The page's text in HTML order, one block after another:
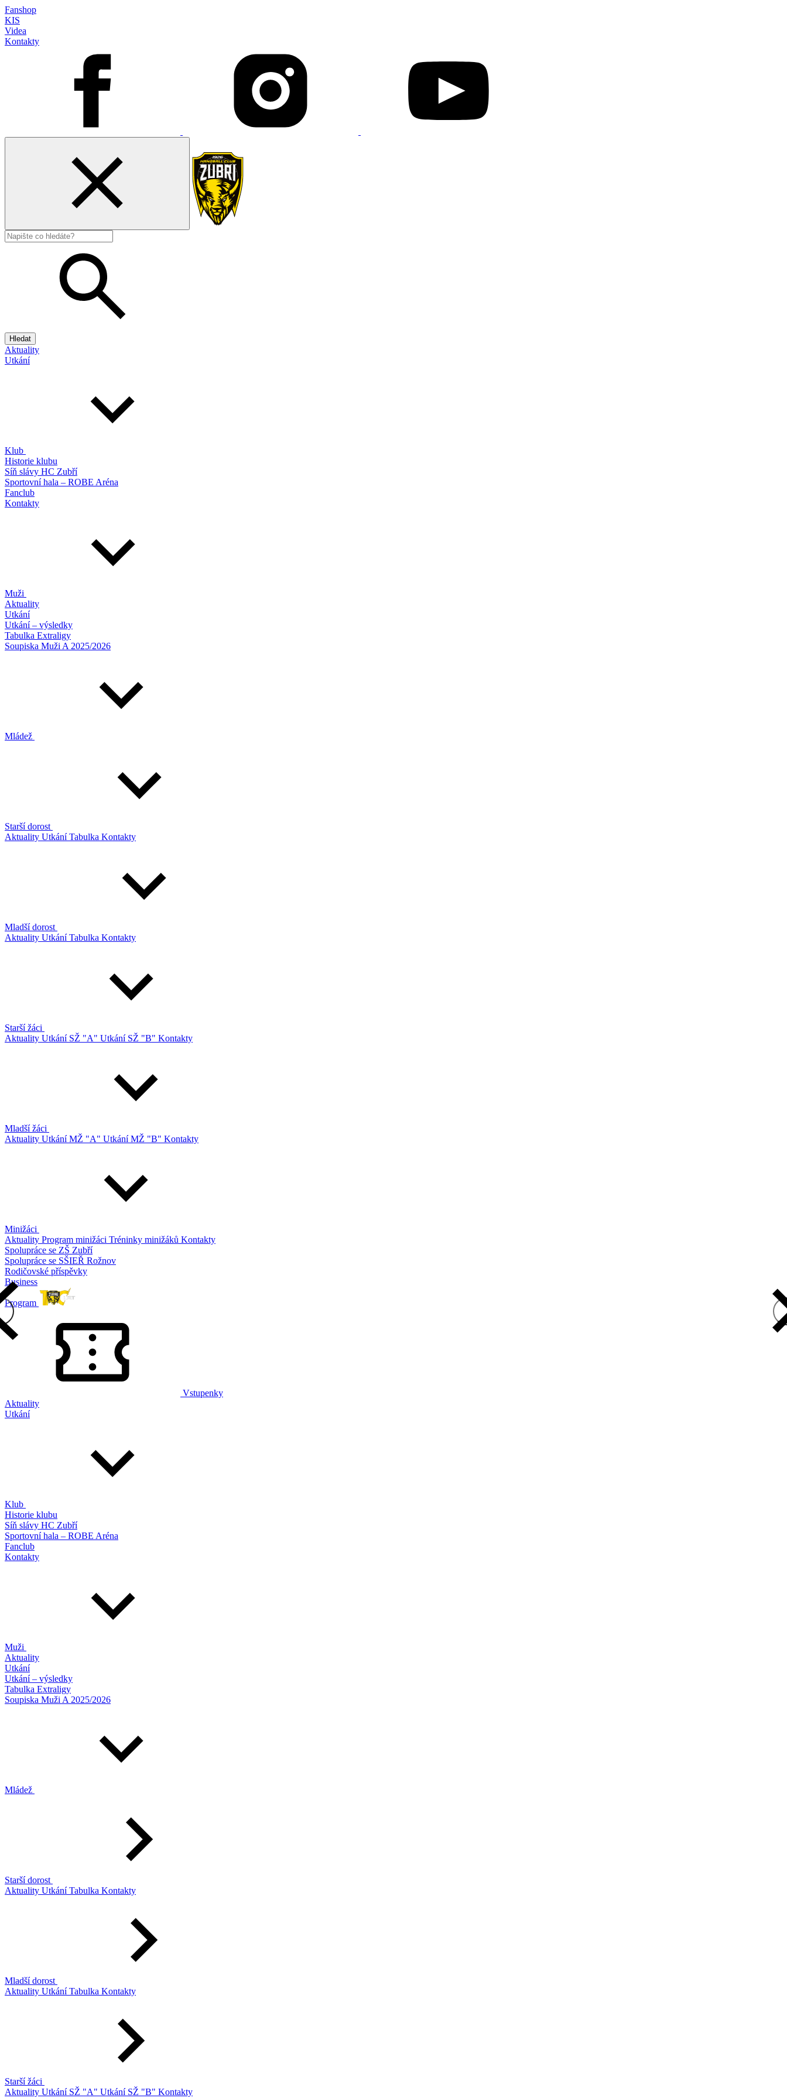
Fanshop
KIS
Videa
Kontakty
Hledat
Aktuality
Utkání
Klub
Historie klubu
Síň slávy HC Zubří
Sportovní hala – ROBE Aréna
Fanclub
Kontakty
Muži
Aktuality
Utkání
Utkání – výsledky
Tabulka Extraligy
Soupiska Muži A 2025/2026
Mládež
Starší dorost
Aktuality UtkáníTabulka Kontakty
Mladší dorost
Aktuality UtkáníTabulka Kontakty
Starší žáci
Aktuality Utkání SŽ "A" Utkání SŽ "B" Kontakty
Mladší žáci
Aktuality Utkání MŽ "A" Utkání MŽ "B" Kontakty
Minižáci
Aktuality Program minižáci Tréninky minižáků Kontakty
Spolupráce se ZŠ Zubří
Spolupráce se SŠIEŘ Rožnov
Rodičovské příspěvky
Business
Program
Vstupenky
Aktuality
Utkání
Klub
Historie klubu
Síň slávy HC Zubří
Sportovní hala – ROBE Aréna
Fanclub
Kontakty
Muži
Aktuality
Utkání
Utkání – výsledky
Tabulka Extraligy
Soupiska Muži A 2025/2026
Mládež
Starší dorost
Aktuality UtkáníTabulka Kontakty
Mladší dorost
Aktuality UtkáníTabulka Kontakty
Starší žáci
Aktuality Utkání SŽ "A" Utkání SŽ "B" Kontakty